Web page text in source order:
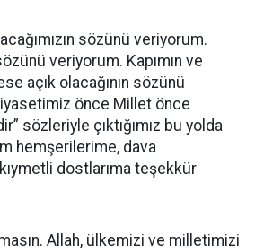
sözünü veriyorum.
veriyorum. Kapımın ve
açık olacağının sözünü
önce Millet önce
sözleriyle çıktığımız bu yolda
hemşerilerime, dava
dostlarıma teşekkür
Allah, ülkemizi ve milletimizi